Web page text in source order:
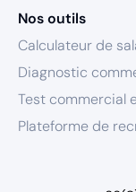
Nos outils
Calculateur de
Diagnostic
Test commercial
Plateforme de